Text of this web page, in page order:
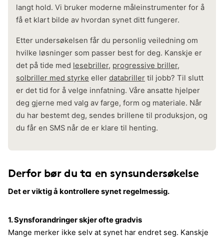
langt hold. Vi bruker moderne måleinstrumenter for å
få et klart bilde av hvordan synet ditt fungerer.
Etter undersøkelsen får du personlig veiledning om
hvilke løsninger som passer best for deg. Kanskje er
det på tide med lesebriller, progressive briller,
solbriller med styrke eller databriller til jobb? Til slutt
er det tid for å velge innfatning. Våre ansatte hjelper
deg gjerne med valg av farge, form og materiale. Når
du har bestemt deg, sendes brillene til produksjon, og
du får en SMS når de er klare til henting.
Derfor bør du ta en synsundersøkelse
Det er viktig å kontrollere synet regelmessig.
1. Synsforandringer skjer ofte gradvis
Mange merker ikke selv at synet har endret seg. Kanskje